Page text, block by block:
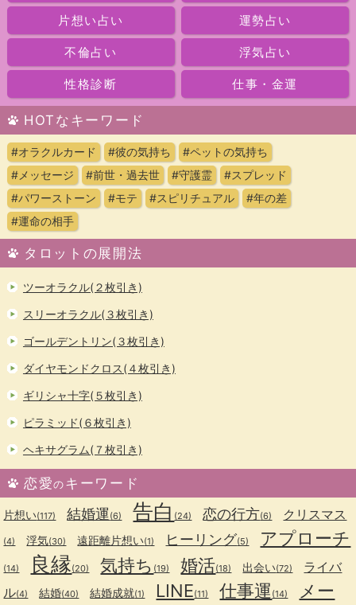
片想い占い 運勢占い
不倫占い 浮気占い
性格診断 仕事・金運
HOTなキーワード
#オラクルカード #彼の気持ち
#ペットの気持ち
#メッセージ
#前世・過去世 #守護霊
#スプレッド
#パワーストーン
#モテ #スピリチュアル
#年の差
#運命の相手
タロットの展開法
ツーオラクル(２枚引き)
スリーオラクル(３枚引き)
ゴールデントリン(３枚引き)
ダイヤモンドクロス(４枚引き)
ギリシャ十字(５枚引き)
ピラミッド(６枚引き)
ヘキサグラム(７枚引き)
恋愛のキーワード
片想い(117) 結婚運(6) 告白 (24) 恋の行方(6) クリスマス
(4) 浮気(30) 遠距離片想い(1) ヒーリング(5) アプローチ
(14) 良縁(20) 気持ち (19) 婚活(18) 出会い(72)
ライバ
ル(4) 結婚(40) 結婚成就(1) LINE(11) 仕事運 (14)
メー